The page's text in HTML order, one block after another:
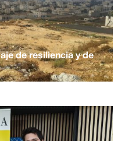
de resiliencia y de